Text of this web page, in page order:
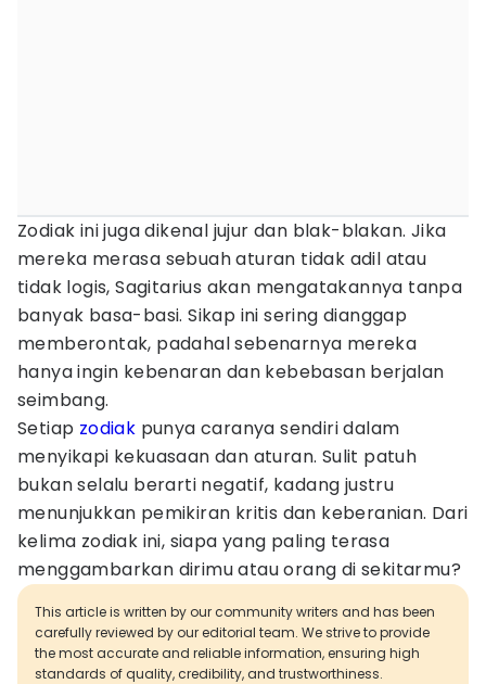
Zodiak ini juga dikenal jujur dan blak-blakan. Jika
mereka merasa sebuah aturan tidak adil atau
tidak logis, Sagitarius akan mengatakannya tanpa
banyak basa-basi. Sikap ini sering dianggap
memberontak, padahal sebenarnya mereka
hanya ingin kebenaran dan kebebasan berjalan
seimbang.
Setiap zodiak punya caranya sendiri dalam
menyikapi kekuasaan dan aturan. Sulit patuh
bukan selalu berarti negatif, kadang justru
menunjukkan pemikiran kritis dan keberanian. Dari
kelima zodiak ini, siapa yang paling terasa
menggambarkan dirimu atau orang di sekitarmu?
This article is written by our community writers and has been
carefully reviewed by our editorial team. We strive to provide
the most accurate and reliable information, ensuring high
standards of quality, credibility, and trustworthiness.